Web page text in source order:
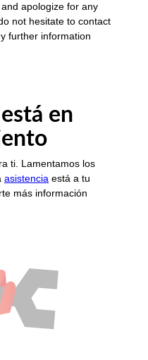
apologize for any
not hesitate to contact
further information
en
ti. Lamentamos los
asistencia está a tu
más información